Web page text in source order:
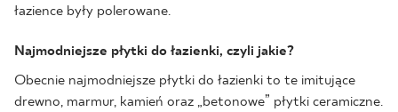
łazience były polerowane.
Najmodniejsze płytki do łazienki, czyli jakie?
Obecnie najmodniejsze płytki do łazienki to te imitujące
drewno, marmur, kamień oraz „betonowe” płytki ceramiczne.